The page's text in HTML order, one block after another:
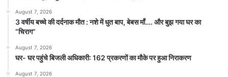
August 7, 2026
3 वर्षीय बच्चे की दर्दनाक मौत : नशे में धुत बाप, बेबस माँ…. और बुझ गया घर का
“चिराग”
August 7, 2026
घर- घर पहुंचे बिजली अधिकारी: 162 प्रकरणों का मौके पर हुआ निराकरण
August 7, 2026